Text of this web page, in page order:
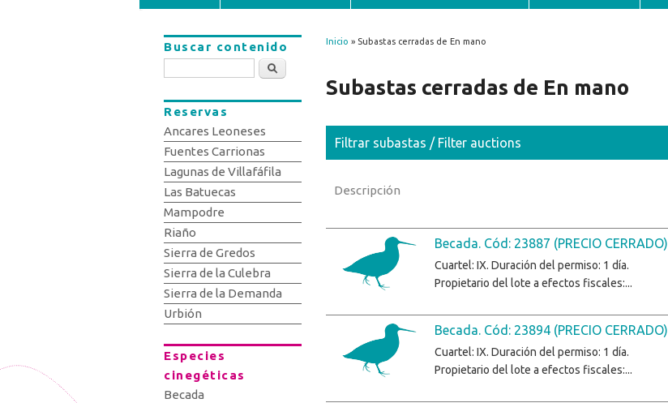
Se encuentra usted aquí
Inicio » Subastas cerradas de En mano
Subastas cerradas de En mano
Filtrar subastas / Filter auctions
Descripción
Becada. Cód: 23887 (PRECIO CERRADO)
Cuartel: IX. Duración del permiso: 1 día.
Propietario del lote a efectos fiscales:...
Becada. Cód: 23894 (PRECIO CERRADO)
Cuartel: IX. Duración del permiso: 1 día.
Propietario del lote a efectos fiscales:...
Buscar contenido
Buscar
Reservas
Ancares Leoneses
Fuentes Carrionas
Lagunas de Villafáfila
Las Batuecas
Mampodre
Riaño
Sierra de Gredos
Sierra de la Culebra
Sierra de la Demanda
Urbión
Especies
cinegéticas
Becada